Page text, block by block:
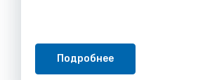
Подробнее